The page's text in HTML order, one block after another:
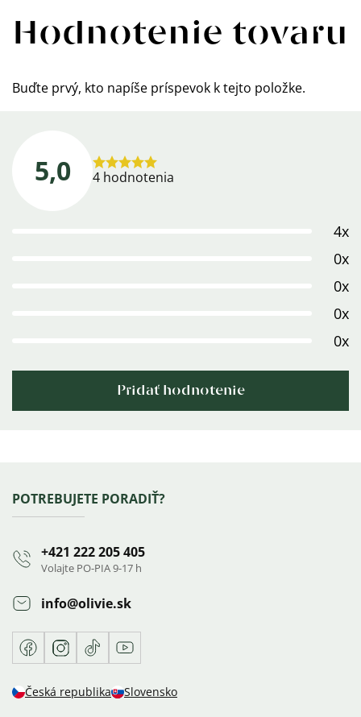
Hodnotenie tovaru
Buďte prvý, kto napíše príspevok k tejto položke.
5,0
Priemerné
4 hodnotenia
4x
0x
0x
0x
0x
Pridať hodnotenie
Zápätie
POTREBUJETE PORADIŤ?
+421 222 205 405
Volajte PO-PIA 9-17 h
info@olivie.sk
FacebookInstagram
TikTokYoutube
Česká republika Slovensko